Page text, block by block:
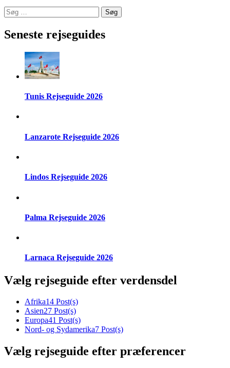
Søg
efter:
Seneste rejseguides
Tunis Rejseguide 2026
Lanzarote Rejseguide 2026
Lindos Rejseguide 2026
Palma Rejseguide 2026
Larnaca Rejseguide 2026
Vælg rejseguide efter verdensdel
Afrika14 Post(s)
Asien27 Post(s)
Europa41 Post(s)
Nord- og Sydamerika7 Post(s)
Vælg rejseguide efter præferencer